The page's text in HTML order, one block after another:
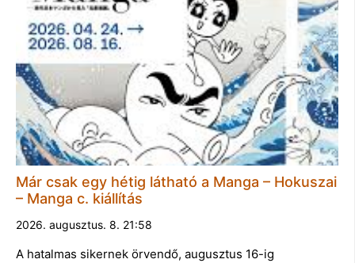
Már csak egy hétig látható a Manga – Hokuszai
– Manga c. kiállítás
2026. augusztus. 8. 21:58
A hatalmas sikernek örvendő, augusztus 16-ig